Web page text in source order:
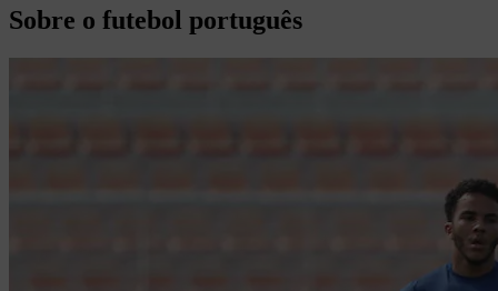
Sobre o futebol português